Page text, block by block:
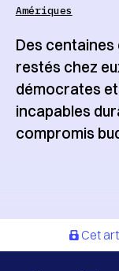
Amériques
Des centaines
restés chez
démocrates
incapables
compromis
Cet